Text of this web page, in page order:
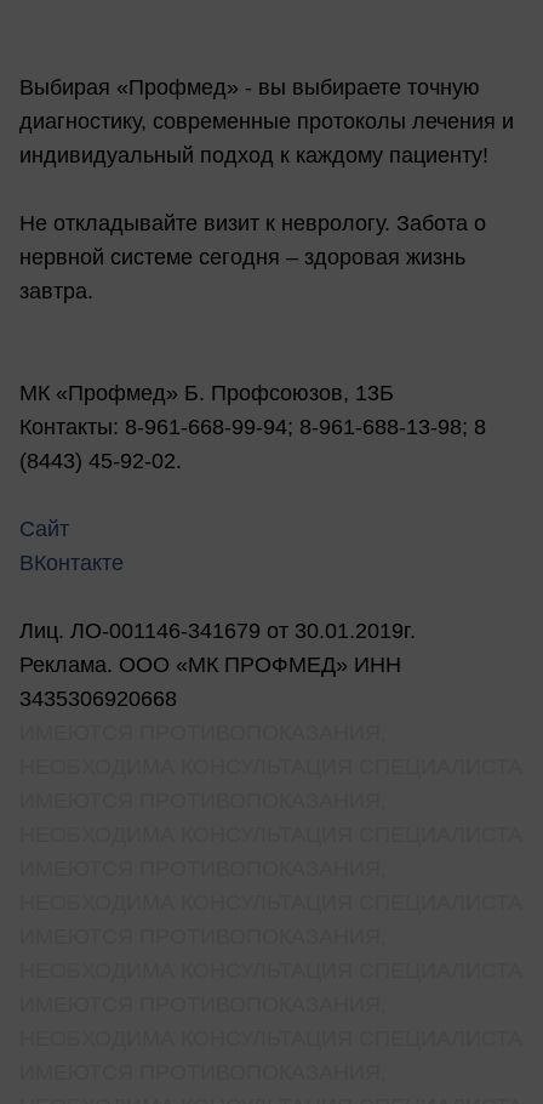
Выбирая «Профмед» - вы выбираете точную
диагностику, современные протоколы лечения и
индивидуальный подход к каждому пациенту!
Не откладывайте визит к неврологу. Забота о
нервной системе сегодня – здоровая жизнь
завтра.
МК «Профмед» Б. Профсоюзов, 13Б
Контакты: 8-961-668-99-94; 8-961-688-13-98; 8
(8443) 45-92-02.
Сайт
ВКонтакте
Лиц. ЛО-001146-341679 от 30.01.2019г.
Реклама. ООО «МК ПРОФМЕД» ИНН
3435306920668